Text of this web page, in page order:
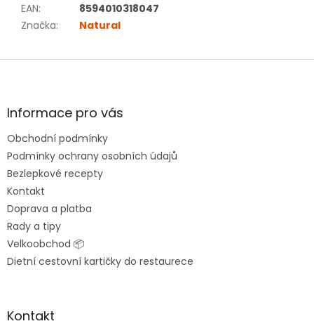
EAN:
8594010318047
Značka: Natural
Z
aInformace pro vás
Obchodní podmínky
Podmínky ochrany osobních údajů
Bezlepkové recepty
Kontakt
Doprava a platba
Rady a tipy
Velkoobchod 📦
Dietní cestovní kartičky do restaurece
Kontakt